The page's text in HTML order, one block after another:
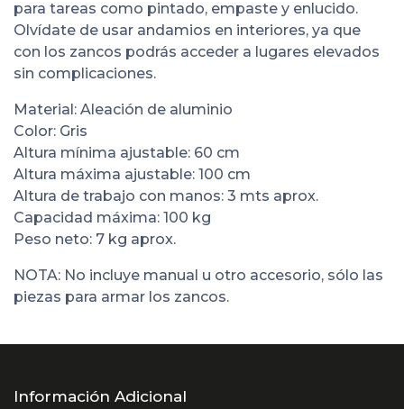
para tareas como pintado, empaste y enlucido.
Olvídate de usar andamios en interiores, ya que
con los zancos podrás acceder a lugares elevados
sin complicaciones.
Material: Aleación de aluminio
Color: Gris
Altura mínima ajustable: 60 cm
Altura máxima ajustable: 100 cm
Altura de trabajo con manos: 3 mts aprox.
Capacidad máxima: 100 kg
Peso neto: 7 kg aprox.
NOTA: No incluye manual u otro accesorio, sólo las
piezas para armar los zancos.
Información Adicional